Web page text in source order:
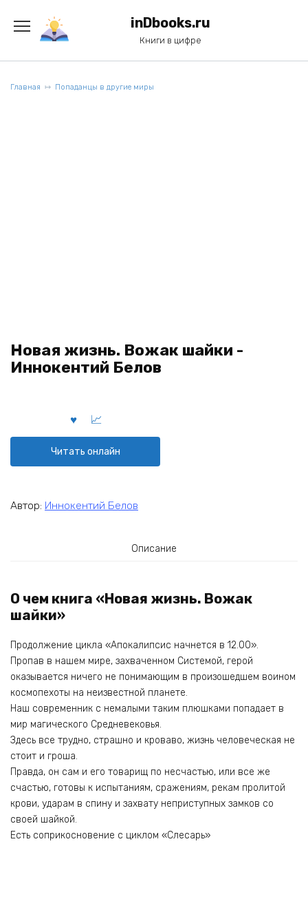
содержанию
inDbooks.ru
Книги в цифре
Главная Попаданцы в другие миры
Новая жизнь. Вожак шайки -
Иннокентий Белов
Читать онлайн
Автор: Иннокентий Белов
Описание
О чем книга «Новая жизнь. Вожак
шайки»
Продолжение цикла «Апокалипсис начнется в 12.00».
Пропав в нашем мире, захваченном Системой, герой
оказывается ничего не понимающим в произошедшем воином
космопехоты на неизвестной планете.
Наш современник с немалыми таким плюшками попадает в
мир магического Средневековья.
Здесь все трудно, страшно и кроваво, жизнь человеческая не
стоит и гроша.
Правда, он сам и его товарищ по несчастью, или все же
счастью, готовы к испытаниям, сражениям, рекам пролитой
крови, ударам в спину и захвату неприступных замков со
своей шайкой.
Есть соприкосновение с циклом «Слесарь»